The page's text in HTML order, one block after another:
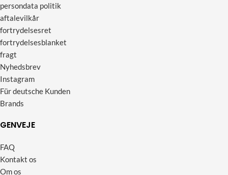
persondata politik
aftalevilkår
fortrydelsesret
fortrydelsesblanket
fragt
Nyhedsbrev
Instagram
Für deutsche Kunden
Brands
GENVEJE
FAQ
Kontakt os
Om os